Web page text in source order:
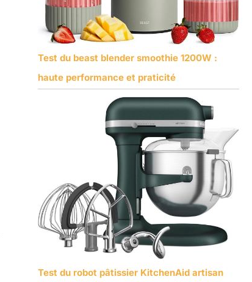
Test du beast blender smoothie 1200W :
haute performance et praticité
Test du robot pâtissier KitchenAid artisan